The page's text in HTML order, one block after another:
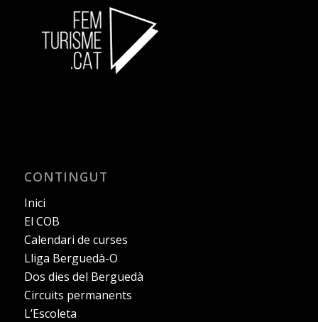
CONTINGUT
Inici
El COB
Calendari de curses
Lliga Berguedà-O
Dos dies del Berguedà
Circuits permanents
L’Escoleta